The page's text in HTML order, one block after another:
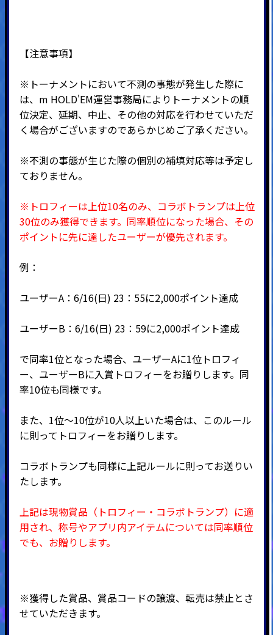
【注意事項】
※トーナメントにおいて不測の事態が発生した際に
は、m HOLD'EM運営事務局によりトーナメントの順
位決定、延期、中止、その他の対応を行わせていただ
く場合がございますのであらかじめご了承ください。
※不測の事態が生じた際の個別の補填対応等は予定し
ておりません。
※トロフィーは上位10名のみ、コラボトランプは上位
30位のみ獲得できます。 同率順位になった場合、その
ポイントに先に達したユーザーが優先されます。
例：
ユーザーA：6/16(日) 23：55に2,000ポイント達成
ユーザーB：6/16(日) 23：59に2,000ポイント達成
で同率1位となった場合、ユーザーAに1位トロフィ
ー、ユーザーBに入賞トロフィーをお贈りします。同
率10位も同様です。
また、1位～10位が10人以上いた場合は、このルール
に則ってトロフィーをお贈りします。
コラボトランプも同様に上記ルールに則ってお送りい
たします。
上記は現物賞品（トロフィー・コラボトランプ）に適
用され、称号やアプリ内アイテムについては同率順位
でも、お贈りします。
※獲得した賞品、賞品コードの譲渡、転売は禁止とさ
せていただきます。